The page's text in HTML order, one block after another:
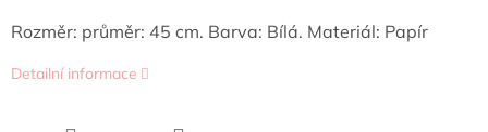
Rozměr: průměr: 45 cm. Barva: Bílá. Materiál: Papír
Detailní informace